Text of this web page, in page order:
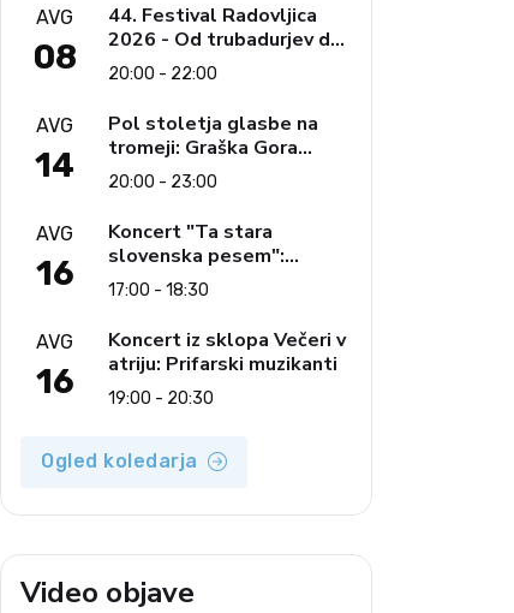
AVG
08
44. Festival Radovljica
2026 - Od trubadurjev do
Brahmsa
20:00 - 22:00
AVG
14
Pol stoletja glasbe na
tromeji: Graška Gora
obeležuje 50. jubilejni
festival narodno-zabavne
glasbe
20:00 - 23:00
AVG
16
Koncert "Ta stara
slovenska pesem":
Ljudski pevci Jezerci
17:00 - 18:30
AVG
16
Koncert iz sklopa Večeri v
atriju: Prifarski muzikanti
19:00 - 20:30
Ogled koledarja
Video objave